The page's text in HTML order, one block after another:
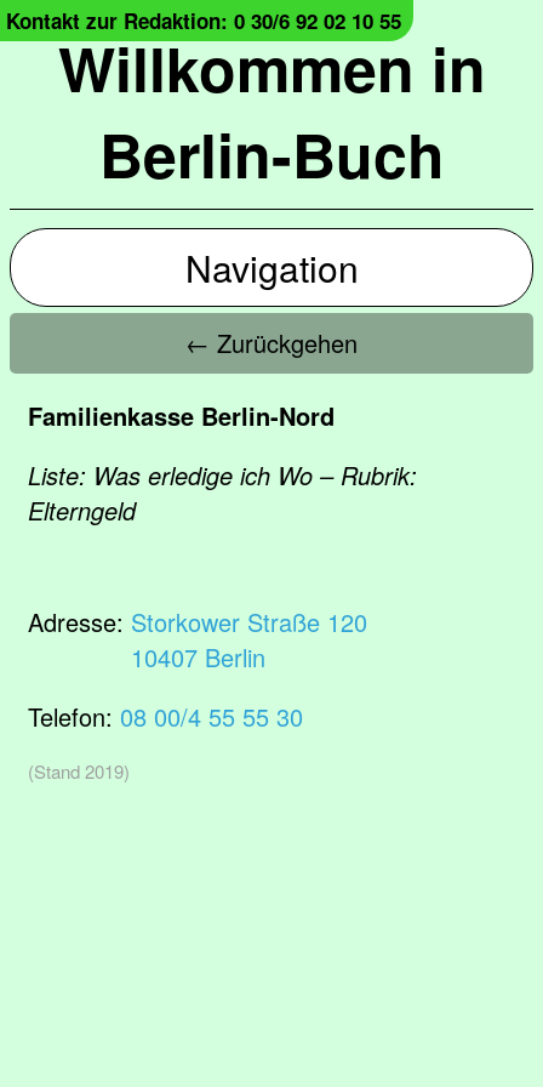
Willkommen in
Berlin-Buch
Kontakt zur Redaktion: 0 30/6 92 02 10 55
Navigation
← Zurückgehen
Familienkasse Berlin-Nord
Liste: Was erledige ich Wo – Rubrik:
Elterngeld
Adresse: Storkower Straße 120
10407 Berlin
Telefon: 08 00/4 55 55 30
(Stand 2019)